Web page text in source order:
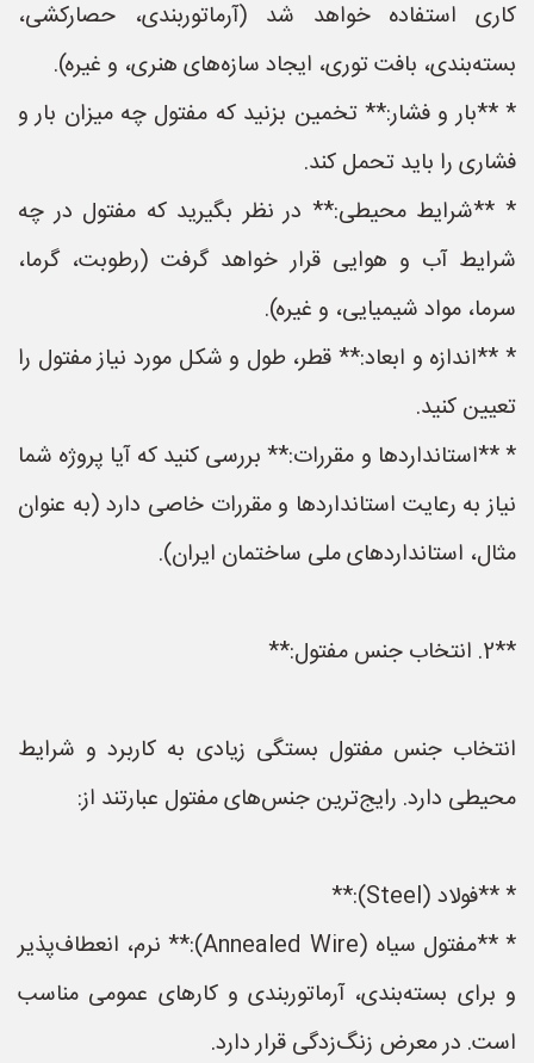
کاری استفاده خواهد شد (آرماتوربندی، حصارکشی،
بسته‌بندی، بافت توری، ایجاد سازه‌های هنری، و غیره).
* **بار و فشار:** تخمین بزنید که مفتول چه میزان بار و
فشاری را باید تحمل کند.
* **شرایط محیطی:** در نظر بگیرید که مفتول در چه
شرایط آب و هوایی قرار خواهد گرفت (رطوبت، گرما،
سرما، مواد شیمیایی، و غیره).
* **اندازه و ابعاد:** قطر، طول و شکل مورد نیاز مفتول را
تعیین کنید.
* **استانداردها و مقررات:** بررسی کنید که آیا پروژه شما
نیاز به رعایت استانداردها و مقررات خاصی دارد (به عنوان
مثال، استانداردهای ملی ساختمان ایران).
**2. انتخاب جنس مفتول:**
انتخاب جنس مفتول بستگی زیادی به کاربرد و شرایط
محیطی دارد. رایج‌ترین جنس‌های مفتول عبارتند از:
* **فولاد (Steel):**
* **مفتول سیاه (Annealed Wire):** نرم، انعطاف‌پذیر
و برای بسته‌بندی، آرماتوربندی و کارهای عمومی مناسب
است. در معرض زنگ‌زدگی قرار دارد.